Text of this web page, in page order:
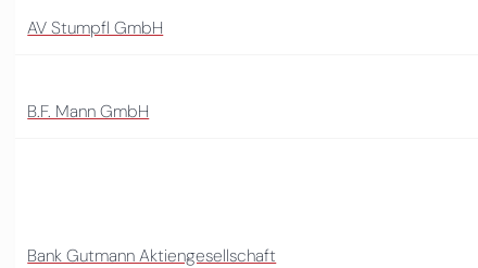
AV Stumpfl GmbH
B.F. Mann GmbH
Bank Gutmann Aktiengesellschaft